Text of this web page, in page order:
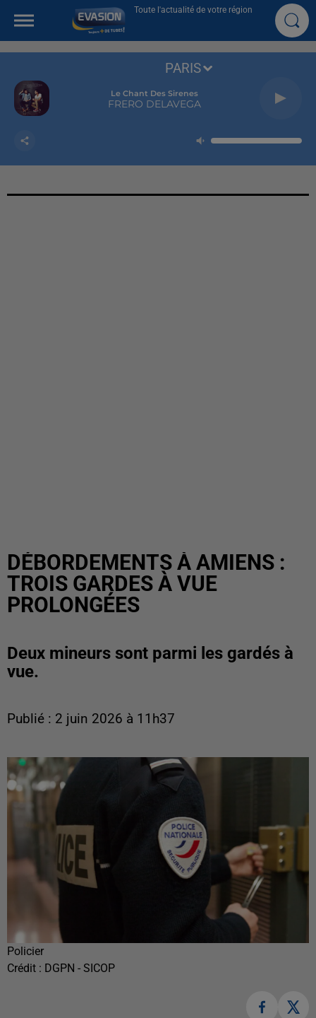
Toute l'actualité de votre région
Le Chant Des Sirenes
FRERO DELAVEGA
PARIS
DÉBORDEMENTS À AMIENS :
TROIS GARDES À VUE
PROLONGÉES
Deux mineurs sont parmi les gardés à
vue.
Publié : 2 juin 2026 à 11h37
Policier
Crédit : DGPN - SICOP